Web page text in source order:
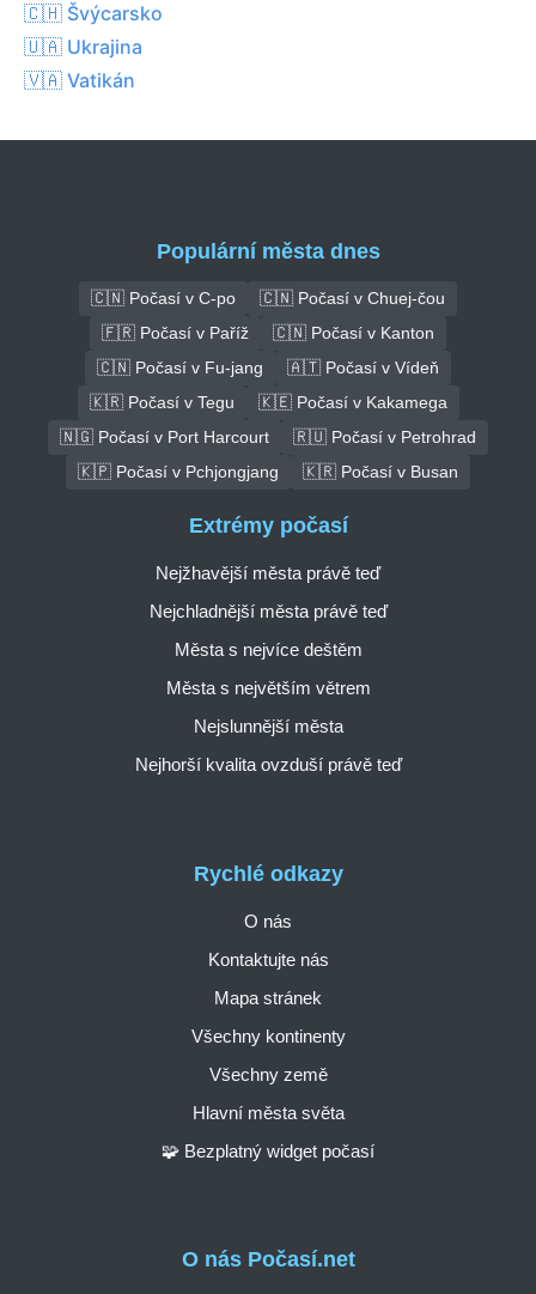
🇨🇭 Švýcarsko
🇺🇦 Ukrajina
🇻🇦 Vatikán
Populární města dnes
🇨🇳 Počasí v C-po
🇨🇳 Počasí v Chuej-čou
🇫🇷 Počasí v Paříž
🇨🇳 Počasí v Kanton
🇨🇳 Počasí v Fu-jang
🇦🇹 Počasí v Vídeň
🇰🇷 Počasí v Tegu
🇰🇪 Počasí v Kakamega
🇳🇬 Počasí v Port Harcourt
🇷🇺 Počasí v Petrohrad
🇰🇵 Počasí v Pchjongjang
🇰🇷 Počasí v Busan
O nás Počasí.net
Rychlé odkazy
O nás
Kontaktujte nás
Mapa stránek
Všechny kontinenty
Všechny země
Hlavní města světa
🧩 Bezplatný widget počasí
Extrémy počasí
Nejžhavější města právě teď
Nejchladnější města právě teď
Města s nejvíce deštěm
Města s největším větrem
Nejslunnější města
Nejhorší kvalita ovzduší právě teď